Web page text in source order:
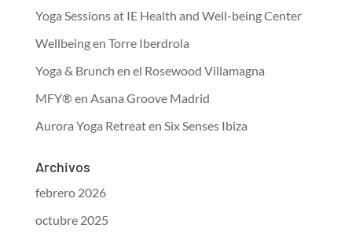
Yoga Sessions at IE Health and Well-being Center
Wellbeing en Torre Iberdrola
Yoga & Brunch en el Rosewood Villamagna
MFY® en Asana Groove Madrid
Aurora Yoga Retreat en Six Senses Ibiza
Archivos
febrero 2026
octubre 2025